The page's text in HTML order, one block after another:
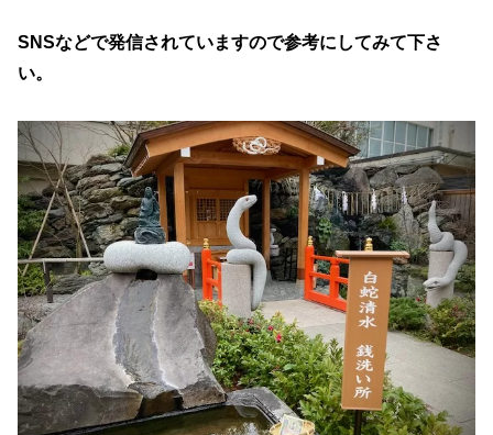
SNSなどで発信されていますので参考にしてみて下さ
い。